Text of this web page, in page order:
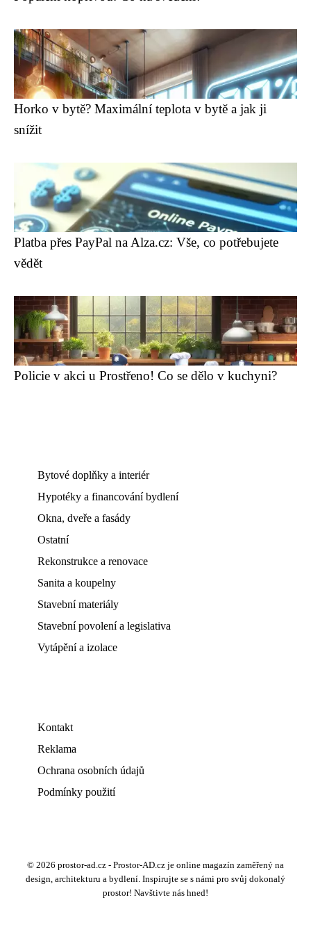
Horko v bytě? Maximální teplota v bytě a jak ji
snížit
Platba přes PayPal na Alza.cz: Vše, co potřebujete
vědět
Policie v akci u Prostřeno! Co se dělo v kuchyni?
Bytové doplňky a interiér
Hypotéky a financování bydlení
Okna, dveře a fasády
Ostatní
Rekonstrukce a renovace
Sanita a koupelny
Stavební materiály
Stavební povolení a legislativa
Vytápění a izolace
Kontakt
Reklama
Ochrana osobních údajů
Podmínky použití
© 2026 prostor-ad.cz - Prostor-AD.cz je online magazín zaměřený na
design, architekturu a bydlení. Inspirujte se s námi pro svůj dokonalý
prostor! Navštivte nás hned!